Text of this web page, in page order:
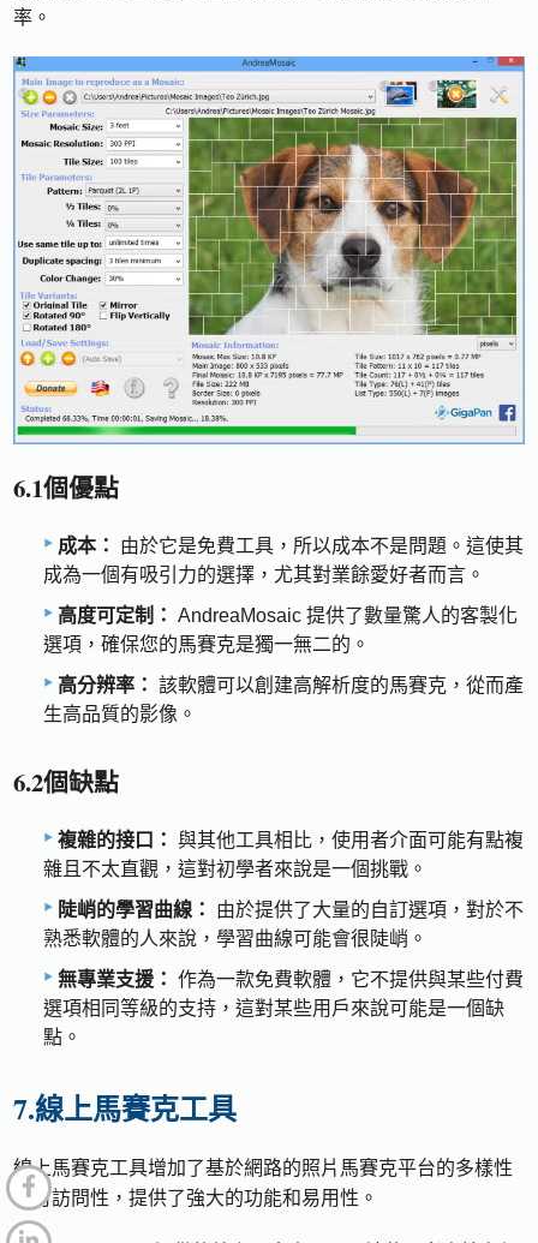
率。
6.1個優點
成本：
由於它是免費工具，所以成本不是問題。這使其
成為一個有吸引力的選擇，尤其對業餘愛好者而言。
高度可定制： AndreaMosaic 提供了數量驚人的客製化
選項，確保您的馬賽克是獨一無二的。
高分辨率： 該軟體可以創建高解析度的馬賽克，從而產
生高品質的影像。
6.2個缺點
複雜的接口： 與其他工具相比，使用者介面可能有點複
雜且不太直觀，這對初學者來說是一個挑戰。
陡峭的學習曲線：
由於提供了大量的自訂選項，對於不
熟悉軟體的人來說，學習曲線可能會很陡峭。
無專業支援： 作為一款免費軟體，它不提供與某些付費
選項相同等級的支持，這對某些用戶來說可能是一個缺
點。
7.線上馬賽克工具
線上馬賽克工具增加了基於網路的照片馬賽克平台的多樣性
和可訪問性，提供了強大的功能和易用性。